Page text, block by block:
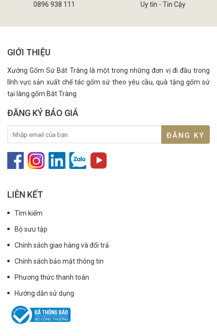
0896 938 111
Uy tín - Tin Cậy
GIỚI THIỆU
Xưởng Gốm Sứ Bát Tràng là một trong những đơn vị đi đầu trong
lĩnh vực sản xuất chế tác gốm sứ theo yêu cầu, quà tặng gốm sứ
tại làng gốm Bát Tràng
ĐĂNG KÝ BÁO GIÁ
LIÊN KẾT
Tìm kiếm
Bộ sưu tập
Chính sách giao hàng và đổi trả
Chính sách bảo mật thông tin
Phương thức thanh toán
Hướng dẫn sử dụng